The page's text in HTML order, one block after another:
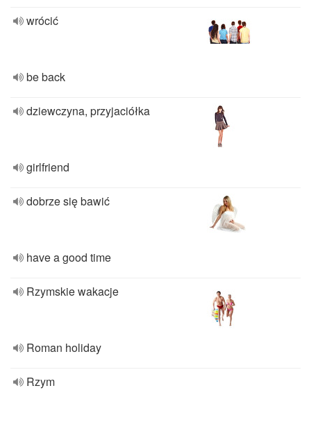
wrócić
be back
dziewczyna, przyjaciółka
girlfriend
dobrze się bawić
have a good time
Rzymskie wakacje
Roman holiday
Rzym